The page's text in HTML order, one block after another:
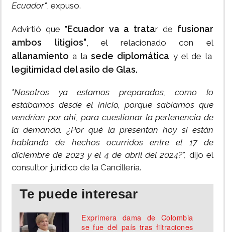
Ecuador", expuso.
Advirtió que "Ecuador va a tratar de fusionar
ambos litigios", el relacionado con el
allanamientoa lasede diplomática y el de la
legitimidad del asilo de Glas.
"Nosotros ya estamos preparados, como lo
estábamos desde el inicio, porque sabíamos que
vendrían por ahí, para cuestionar la pertenencia de
la demanda. ¿Por qué la presentan hoy si están
hablando de hechos ocurridos entre el 17 de
diciembre de 2023 y el 4 de abril del 2024?", dijo el
consultor jurídico de la Cancillería.
Te puede interesar
Exprimera dama de Colombia
se fue del país tras filtraciones